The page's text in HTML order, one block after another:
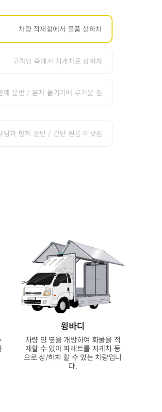
차량 적재함에서 물품 상하차
고객님 측에서 지게차로 상하차
께 운반 / 혼자 옮기기에 무거운 짐
님과 함께 운반 / 간단 원룸 이삿짐
윙바디
차량 양 옆을 개방하여 화물을 적
재할 수 있어 파레트를 지게차 등
으로 상/하차 할 수 있는 차량입니
다.